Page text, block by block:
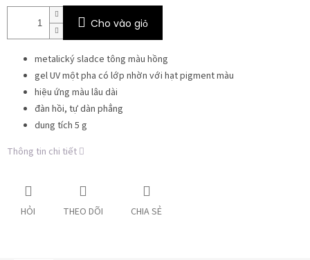
Cho vào giỏ
metalický sladce tông màu hồng
gel UV một pha có lớp nhờn với hạt pigment màu
hiệu ứng màu lâu dài
đàn hồi, tự dàn phẳng
dung tích 5 g
Thông tin chi tiết
HỎI THEO DÕI CHIA SẺ